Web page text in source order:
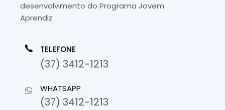
desenvolvimento do Programa Jovem
Aprendiz
TELEFONE
(37) 3412-1213
WHATSAPP
(37) 3412-1213